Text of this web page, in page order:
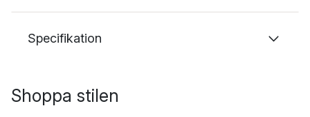
Specifikation
Shoppa stilen